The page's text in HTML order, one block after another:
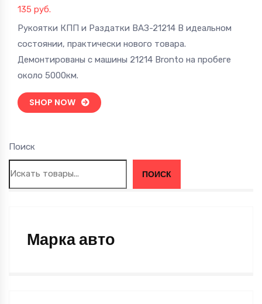
Поиск
ПОИСК
Марка авто
135 руб.
Рукоятки КПП и Раздатки ВАЗ-21214 В идеальном
состоянии, практически нового товара.
Демонтированы с машины 21214 Bronto на пробеге
около 5000км.
SHOP NOW